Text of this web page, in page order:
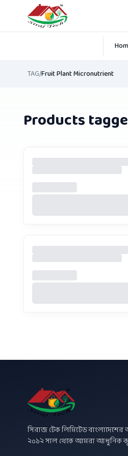
Skip to main content
TAG/Fruit Plant Micronutrient
Products
সিরাজ টেক লিমিটেড বাংলাদেশের
২০১২ সাল থেকে আমরা আধুনিক